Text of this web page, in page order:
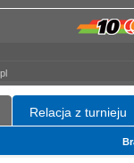
Relacja z turnieju